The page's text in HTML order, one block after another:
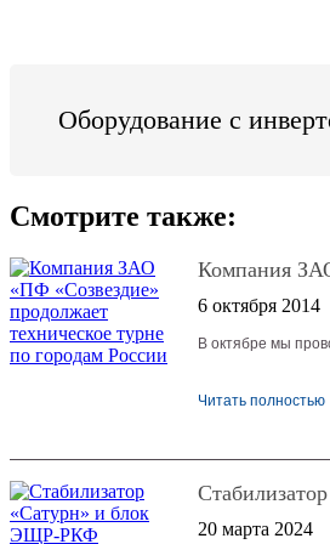
Оборудование с
Смотрите также:
Компания
6 октября 2014
В октябре мы
Читать полностью
20 марта 2024